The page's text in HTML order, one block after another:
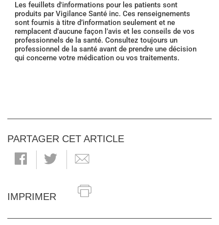
Les feuillets d'informations pour les patients sont
produits par Vigilance Santé inc. Ces renseignements
sont fournis à titre d’information seulement et ne
remplacent d’aucune façon l’avis et les conseils de vos
professionnels de la santé. Consultez toujours un
professionnel de la santé avant de prendre une décision
qui concerne votre médication ou vos traitements.
PARTAGER CET ARTICLE
IMPRIMER